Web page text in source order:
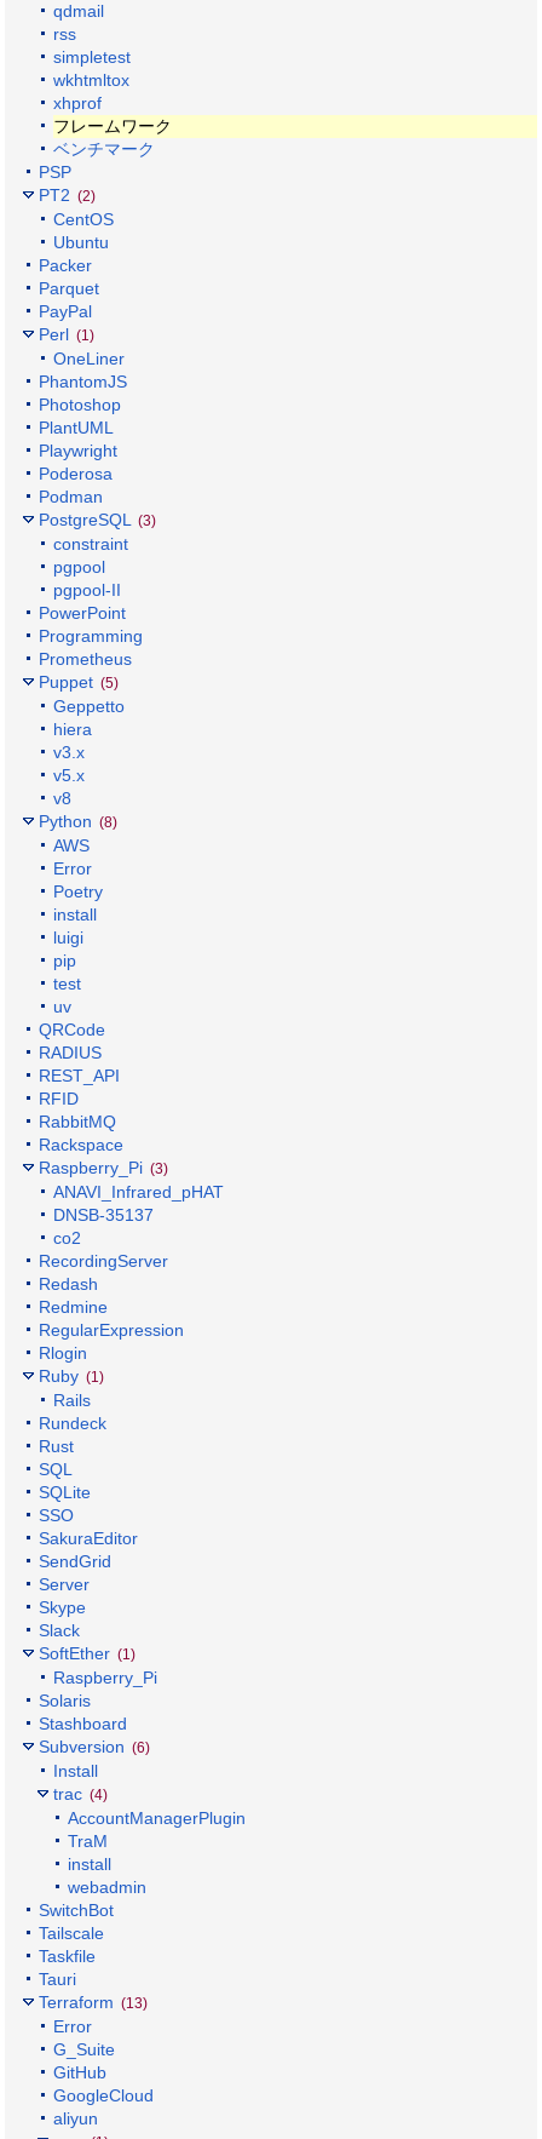
qdmail
rss
simpletest
wkhtmltox
xhprof
フレームワーク
ベンチマーク
PSP
PT2 (2)
CentOS
Ubuntu
Packer
Parquet
PayPal
Perl (1)
OneLiner
PhantomJS
Photoshop
PlantUML
Playwright
Poderosa
Podman
PostgreSQL (3)
constraint
pgpool
pgpool-II
PowerPoint
Programming
Prometheus
Puppet (5)
Geppetto
hiera
v3.x
v5.x
v8
Python (8)
AWS
Error
Poetry
install
luigi
pip
test
uv
QRCode
RADIUS
REST_API
RFID
RabbitMQ
Rackspace
Raspberry_Pi (3)
ANAVI_Infrared_pHAT
DNSB-35137
co2
RecordingServer
Redash
Redmine
RegularExpression
Rlogin
Ruby (1)
Rails
Rundeck
Rust
SQL
SQLite
SSO
SakuraEditor
SendGrid
Server
Skype
Slack
SoftEther (1)
Raspberry_Pi
Solaris
Stashboard
Subversion (6)
Install
trac (4)
AccountManagerPlugin
TraM
install
webadmin
SwitchBot
Tailscale
Taskfile
Tauri
Terraform (13)
Error
G_Suite
GitHub
GoogleCloud
aliyun